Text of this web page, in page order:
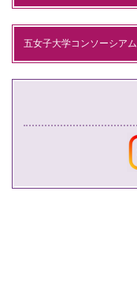
五女子大学コンソーシアム